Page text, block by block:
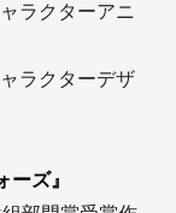
ラクターアニ
ラクターデザ
ズ』